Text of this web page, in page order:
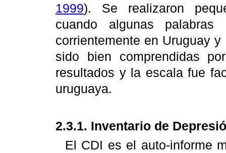
1999). Se realizaron
cuando algunas
corrientemente en Uruguay
sido bien comprendidas
resultados y la escala fue
uruguaya.
2.3.1. Inventario de
El CDI es el auto-informe